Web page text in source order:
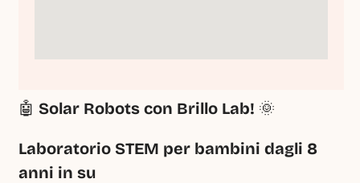
🤖 Solar Robots con Brillo Lab! 🌞
Laboratorio STEM per bambini dagli 8
anni in su